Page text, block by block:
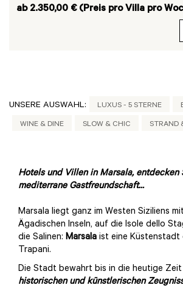
ab 2.350,00 € (Preis pro Villa pro
UNSERE AUSWAHL: LUXUS - 5 STERNE
WINE & DINE SLOW & CHIC STRAND
Hotels und Villenin Marsala, entdecken
mediterrane Gastfreundschaft...
Marsala liegt ganz im Westen Siziliens
Ägadischen Inseln, auf die Isole dello
die Salinen: Marsala ist eine Küstenstadt
Trapani.
Die Stadt bewahrt bis in die heutige Zeit
historischen und künstlerischen